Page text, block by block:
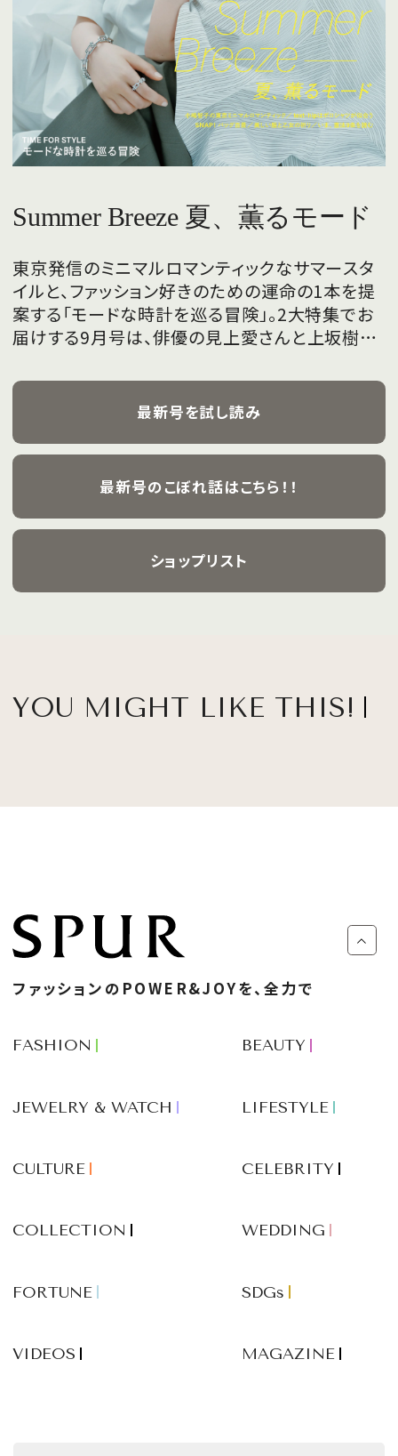
Summer Breeze 夏、薫るモード
東京発信のミニマルロマンティックなサマースタ
イルと、ファッション好きのための運命の1本を提
案する「モードな時計を巡る冒険」。2大特集でお
届けする9月号は、俳優の見上愛さんと上坂樹里
飾ります。
最新号を試し読み
最新号のこぼれ話はこちら！！
ショップリスト
YOU MIGHT LIKE THIS!
ファッションのPOWER&JOYを、全力で
FASHION BEAUTY
JEWELRY & WATCH LIFESTYLE
CULTURE CELEBRITY
COLLECTION WEDDING
FORTUNE SDGs
VIDEOS MAGAZINE